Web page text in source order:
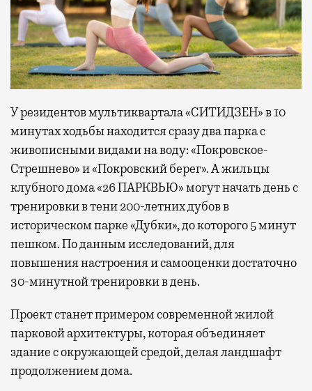
У резидентов мультиквартала «СИТИДЗЕН» в 10
минутах ходьбы находится сразу два парка с
живописными видами на воду: «Покровское-
Стрешнево» и «Покровский берег». А жильцы
клубного дома «26 ПАРКВЬЮ» могут начать день с
тренировки в тени 200-летних дубов в
историческом парке «Дубки», до которого 5 минут
пешком. По данным исследований, для
повышения настроения и самооценки достаточно
30-минутной тренировки в день.
Проект станет примером современной жилой
парковой архитектуры, которая объединяет
здание с окружающей средой, делая ландшафт
продолжением дома.